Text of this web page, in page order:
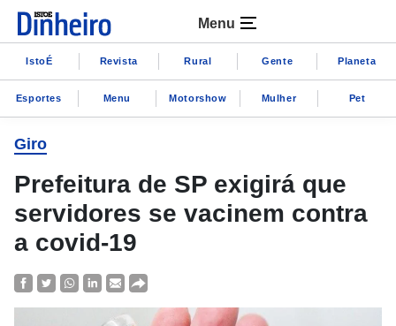
Menu
IstoÉ Revista Rural Gente Planeta
Esportes Menu Motorshow Mulher Pet
Giro
Prefeitura de SP exigirá que
servidores se vacinem contra
a covid-19